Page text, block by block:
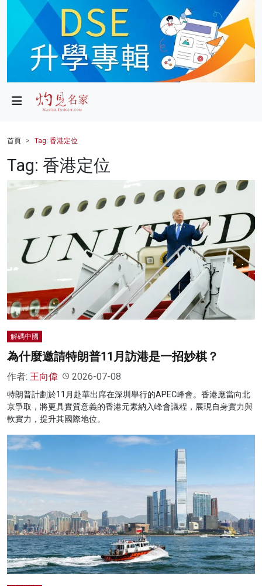
政局
財經
健康
商業
影片
灼見活動
首頁 Tag: 香港定位
Tag: 香港定位
解碼中國
為什麼邀請特朗普11月訪港是一招妙棋？
作者: 王向偉 2026-07-08
特朗普計劃於11月赴華出席在深圳舉行的APEC峰會。香港應當向北
京爭取，將更具實質意義的香港元素納入峰會議程，展現自身實力與
軟實力，提升其國際地位。